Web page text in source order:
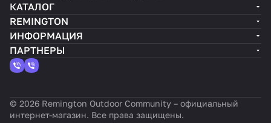
КАТАЛОГ
REMINGTON
ИНФОРМАЦИЯ
ПАРТНЕРЫ
© 2026 Remington Outdoor Community – официальный
интернет-магазин. Все права защищены.